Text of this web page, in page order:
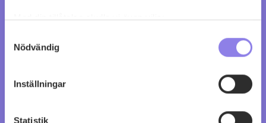
Med din tillåtelse skulle vi även vilja:
som kan ha en noggrannhet på upp till flera meter
Ta reda på mer om hur dina personliga uppgifter
Nödvändig
Inställningar
Statistik